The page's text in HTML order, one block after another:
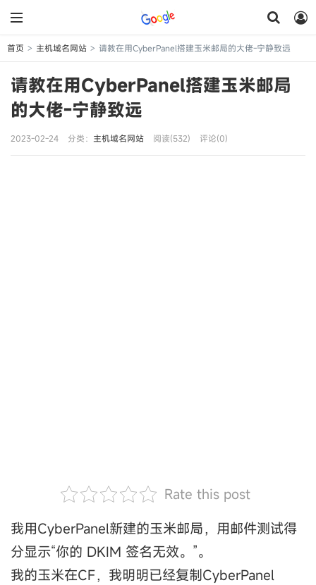
首页 > 主机域名网站 > 请教在用CyberPanel搭建玉米邮局的大佬-宁静致远
请教在用CyberPanel搭建玉米邮局
的大佬-宁静致远
2023-02-24 分类： 主机域名网站 阅读(532) 评论(0)
Rate this post
我用CyberPanel新建的玉米邮局，用邮件测试得
分显示“你的 DKIM 签名无效。”。
我的玉米在CF，我明明已经复制CyberPanel